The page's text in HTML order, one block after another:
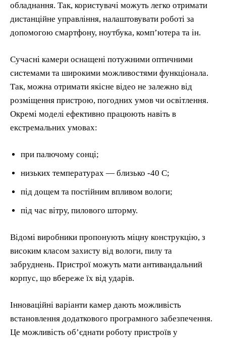
обладнання. Так, користувачі можуть легко отримати
дистанційне управління, налаштовувати роботі за
допомогою смартфону, ноутбука, компʼютера та ін.
Сучасні камери оснащені потужними оптичними
системами та широкими можливостями функціонала.
Так, можна отримати якісне відео не залежно від
розміщення пристрою, погодних умов чи освітлення.
Окремі моделі ефективно працюють навіть в
екстремальних умовах:
при палючому сонці;
низьких температурах — близько -40 С;
під дощем та постійним впливом вологи;
під час вітру, пилового шторму.
Відомі виробники пропонують міцну конструкцію, з
високим класом захисту від вологи, пилу та
забруднень. Пристрої можуть мати антивандальний
корпус, що вбереже їх від ударів.
Інноваційні варіанти камер дають можливість
встановлення додаткового програмного забезпечення.
Це можливість обʼєднати роботу пристроїв у